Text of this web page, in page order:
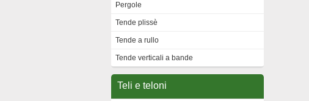
Pergole
Tende plissè
Tende a rullo
Tende verticali a bande
Teli e teloni